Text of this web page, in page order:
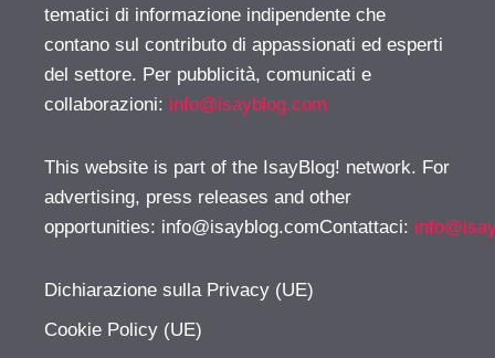
tematici di informazione indipendente che
contano sul contributo di appassionati ed esperti
del settore. Per pubblicità, comunicati e
collaborazioni: info@isayblog.com
This website is part of the IsayBlog! network. For
advertising, press releases and other
opportunities: info@isayblog.comContattaci:
Dichiarazione sulla Privacy (UE)
Cookie Policy (UE)